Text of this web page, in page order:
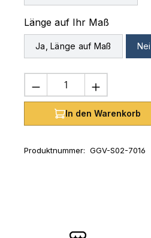
Länge auf Ihr Maß
Ja, Länge auf Maß
Produkt Anzahl:
In den Warenkorb
Produktnummer: GGV-S02-7016